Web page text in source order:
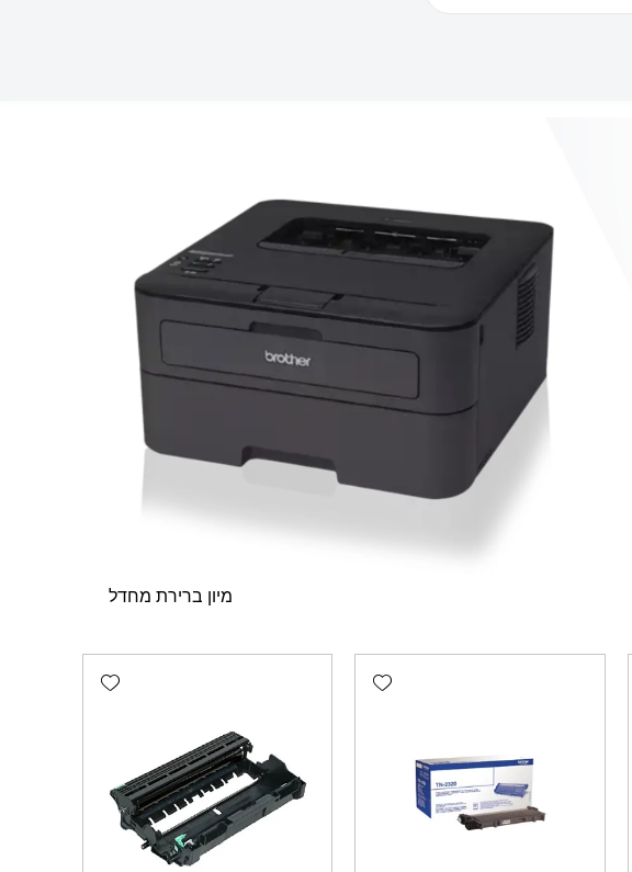
Add
Add wishlist
Add wishlist